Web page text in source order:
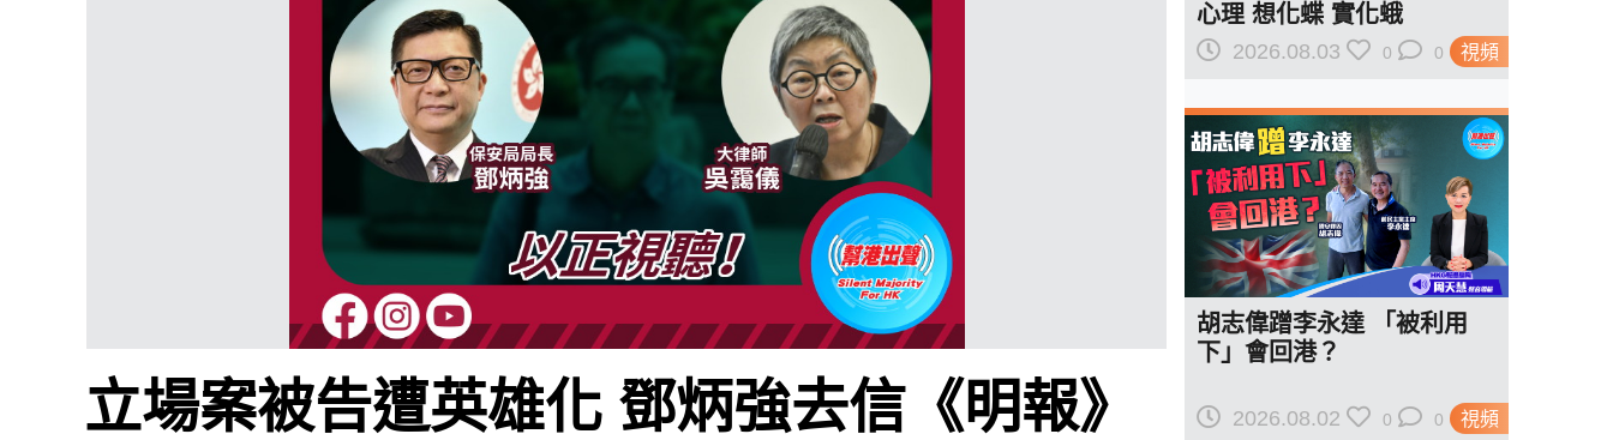
立場案被告遭英雄化 鄧炳強去信《明報》
視頻
心理 想化蝶 實化蛾
2026.08.03 0 0
視頻
胡志偉蹭李永達 「被利用
下」會回港？
2026.08.02 0 0